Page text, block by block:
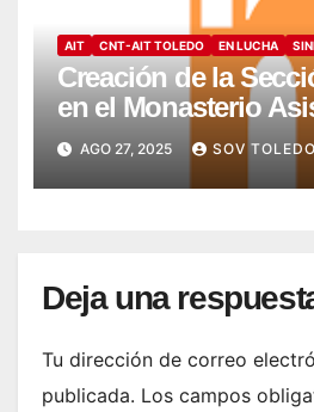
AIT CNT-AIT TOLEDO EN LUCHA
Creación de la
en el Monasterio
Montesión –
Humanitate
AGO 27, 2025 SOV TOLEDO
Deja una
Tu dirección de correo
publicada. Los campos